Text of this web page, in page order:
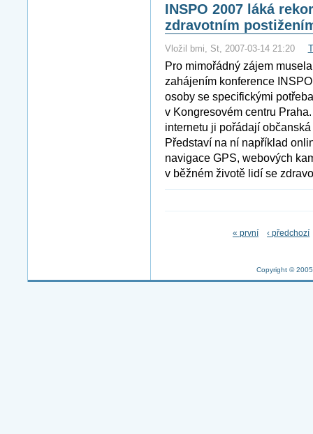
INSPO 2007 láká
zdravotním
Vložil bmi, St, 2007-03-14 21:20
Pro mimořádný zájem
zahájením konference
osoby se specifickými
v Kongresovém centru
internetu ji pořádají
Představí na ní například
navigace GPS, webových
v běžném životě lidí se
« první ‹ předchozí
Copyright ©